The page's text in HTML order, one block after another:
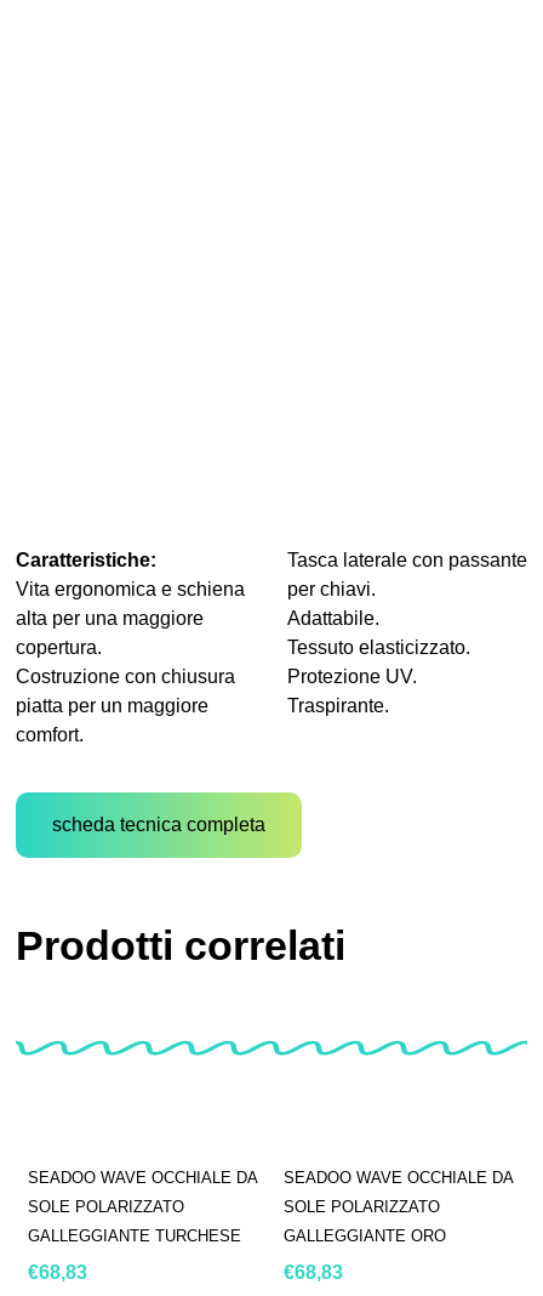
Caratteristiche:
Vita ergonomica e schiena
alta per una maggiore
copertura.
Costruzione con chiusura
piatta per un maggiore
comfort.
Tasca laterale con passante
per chiavi.
Adattabile.
Tessuto elasticizzato.
Protezione UV.
Traspirante.
scheda tecnica completa
Prodotti correlati
SEADOO WAVE OCCHIALE DA
SOLE POLARIZZATO
GALLEGGIANTE TURCHESE
€68,83
SEADOO WAVE OCCHIALE DA
SOLE POLARIZZATO
GALLEGGIANTE ORO
€68,83